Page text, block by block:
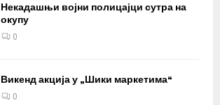
Некадашњи војни полицајци сутра на
окупу
0
Викенд акција у „Шики маркетима“
0